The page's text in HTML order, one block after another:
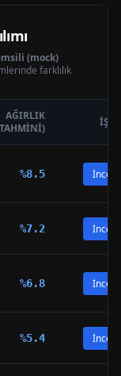
(mock)
farklılık
AĞIRLIK
%8.5 İncele
%7.2 İncele
%6.8 İncele
%5.4 İncele